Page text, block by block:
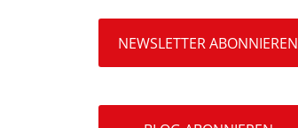
NEWSLETTER ABONNIEREN